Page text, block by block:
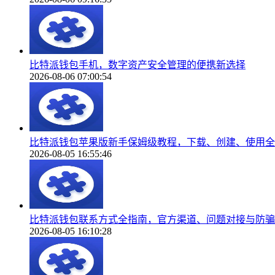
比特派钱包手机，数字资产安全管理的便携新选择
2026-08-06 07:00:54
比特派钱包苹果版新手保姆级教程，下载、创建、使用
2026-08-05 16:55:46
比特派钱包联系方式全指南，官方渠道、问题对接与防
2026-08-05 16:10:28